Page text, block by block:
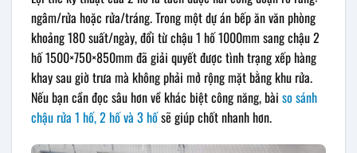
ngâm/rửa hoặc rửa/tráng. Trong một dự án bếp ăn văn phòng
khoảng 180 suất/ngày, đổi từ chậu 1 hố 1000mm sang chậu 2
hố 1500×750×850mm đã giải quyết được tình trạng xếp hàng
khay sau giờ trưa mà không phải mở rộng mặt bằng khu rửa.
Nếu bạn cần đọc sâu hơn về khác biệt công năng, bài so sánh
chậu rửa 1 hố, 2 hố và 3 hốsẽ giúp chốt nhanh hơn.